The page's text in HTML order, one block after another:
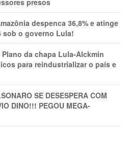
presos
despenca 36,8% e atinge
sob o governo Lula!
Plano da chapa Lula-Alckmin
para reindustrializar o país e
SE DESESPERA COM
DINO!!! PEGOU MEGA-